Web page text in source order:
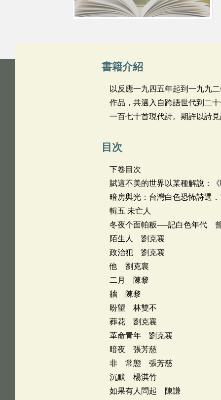
書籍介紹
以反應一九四五年起到一九九
作品，共選入自跨語世代到二
一百七十首現代詩。期許以詩
目次
下卷目次
賦這不美的世界以某種解說：
暗房與光：台灣白色恐怖詩選
輯五 未亡人
冬夜个面帕粄──記白色年代
陌生人 劉克襄
政治犯 劉克襄
他 劉克襄
二月 陳黎
牆 陳黎
盼望 林雙不
葬花 劉克襄
革命青年 劉克襄
暗夜 張芳慈
非 常態 張芳慈
沉默 楊淇竹
如果有人問起 陳謙